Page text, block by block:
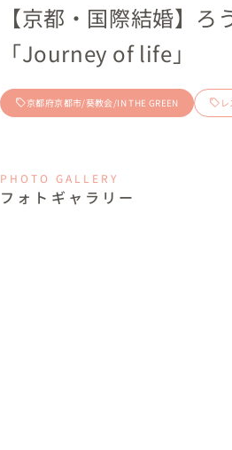
【京都・国際結婚】
「Journey of life」
京都府京都市/葵教会/IN THE GREEN
PHOTO GALLERY
フォトギャラリー